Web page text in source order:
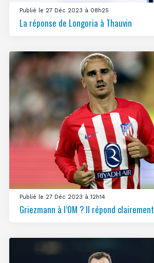
Publié le 27 Déc 2023 à 08h25
La réponse de Longoria à Thauvin
Publié le 27 Déc 2023 à 12h14
Griezmann à l’OM ? Il répond clairement